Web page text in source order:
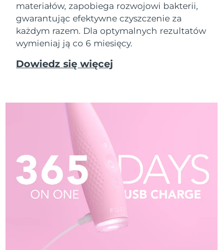
materiałów, zapobiega rozwojowi bakterii,
gwarantując efektywne czyszczenie za
każdym razem. Dla optymalnych rezultatów
wymieniaj ją co 6 miesięcy.
Dowiedz się więcej